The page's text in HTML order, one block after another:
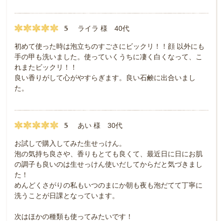
5 ライラ 様 40代
初めて使った時は泡立ちのすごさにビックリ！！顔 以外にも
手の甲も洗いました。使っていくうちに凄く白くなって、こ
れまたビックリ！！
良い香りがして心がやすらぎます。良い石鹸に出合いまし
た。
5 あい 様 30代
お試しで購入してみた生せっけん。
泡の気持ち良さや、香りもとても良くて、最近日に日にお肌
の調子も良いのは生せっけん使いだしてからだと気づきまし
た！
めんどくさがりの私もいつのまにか朝も夜も泡だてて丁寧に
洗うことが日課となっています。
次はほかの種類も使ってみたいです！